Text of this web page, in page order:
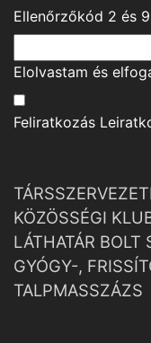
Ellenőrzőkód 2 és 9
Elolvastam és
Feliratkozás
KÖZÖSSÉGI
LÁTHATÁR BOLT
GYÓGY-,
TALPMASSZÁZS